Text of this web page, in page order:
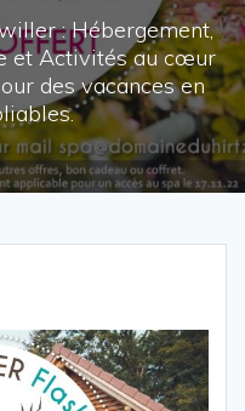
: Hébergement,
et Activités au cœur
des vacances en